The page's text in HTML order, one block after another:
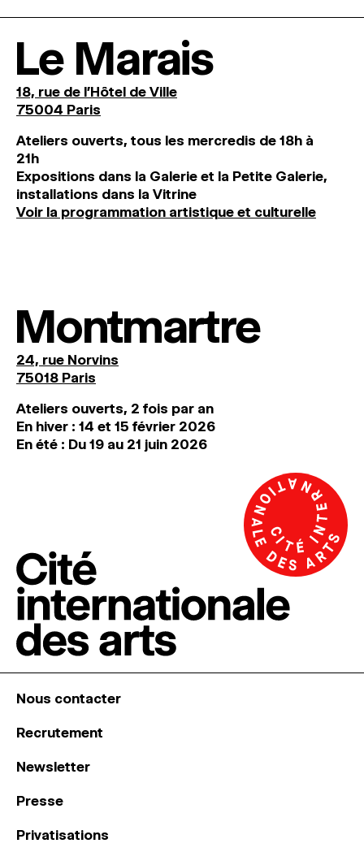
Le Marais
18, rue de l'Hôtel de Ville
75004 Paris
Ateliers ouverts, tous les mercredis de 18h à
21h
Expositions dans la Galerie et la Petite Galerie,
installations dans la Vitrine
Voir la programmation artistique et culturelle
Montmartre
24, rue Norvins
75018 Paris
Ateliers ouverts, 2 fois par an
En hiver : 14 et 15 février 2026
En été : Du 19 au 21 juin 2026
Nous contacter
Recrutement
Newsletter
Presse
Privatisations